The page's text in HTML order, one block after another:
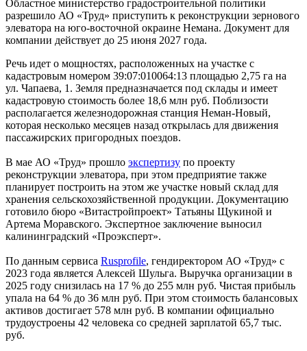
Областное министерство градостроительной политики
разрешило АО «Труд» приступить к реконструкции зернового
элеватора на юго-восточной окраине Немана. Документ для
компании действует до 25 июня 2027 года.
Речь идет о мощностях, расположенных на участке с
кадастровым номером 39:07:010064:13 площадью 2,75 га на
ул. Чапаева, 1. Земля предназначается под склады и имеет
кадастровую стоимость более 18,6 млн руб. Поблизости
располагается железнодорожная станция Неман-Новый,
которая несколько месяцев назад открылась для движения
пассажирских пригородных поездов.
В мае АО «Труд» прошло экспертизу по проекту
реконструкции элеватора, при этом предприятие также
планирует построить на этом же участке новый склад для
хранения сельскохозяйственной продукции. Документацию
готовило бюро «Витастройпроект» Татьяны Щукиной и
Артема Моравского. Экспертное заключение выносил
калининградский «Проэксперт».
По данным сервиса Rusprofile, гендиректором АО «Труд» с
2023 года является Алексей Шульга. Выручка организации в
2025 году снизилась на 17 % до 255 млн руб. Чистая прибыль
упала на 64 % до 36 млн руб. При этом стоимость балансовых
активов достигает 578 млн руб. В компании официально
трудоустроены 42 человека со средней зарплатой 65,7 тыс.
руб.